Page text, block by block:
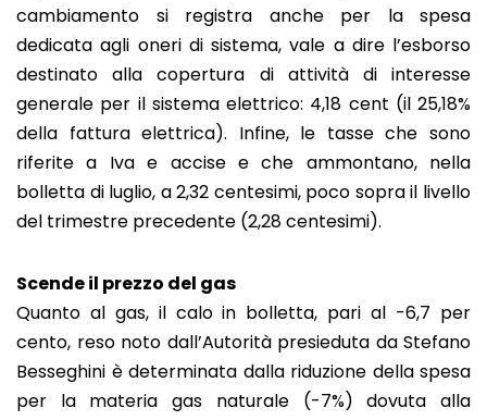
cambiamento si registra anche per la spesa
dedicata agli oneri di sistema, vale a dire l’esborso
destinato alla copertura di attività di interesse
generale per il sistema elettrico: 4,18 cent (il 25,18%
della fattura elettrica). Infine, le tasse che sono
riferite a Iva e accise e che ammontano, nella
bolletta di luglio, a 2,32 centesimi, poco sopra il livello
del trimestre precedente (2,28 centesimi).
Scende il prezzo del gas
Quanto al gas, il calo in bolletta, pari al -6,7 per
cento, reso noto dall’Autorità presieduta da Stefano
Besseghini è determinata dalla riduzione della spesa
per la materia gas naturale (-7%) dovuta alla